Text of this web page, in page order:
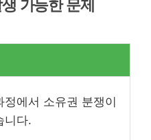
가능한 문제
정에서 소유권 분쟁이
니다.